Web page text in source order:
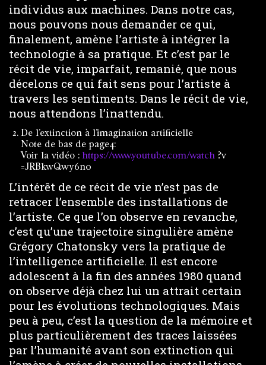
individus aux machines. Dans notre cas,
nous pouvons nous demander ce qui,
finalement, amène l’artiste à intégrer la
technologie à sa pratique. Et c’est par le
récit de vie, imparfait, remanié, que nous
décelons ce qui fait sens pour l’artiste à
travers les sentiments. Dans le récit de vie,
nous attendons l’inattendu.
De l’extinction à l’imagination artificielle
Note de bas de page4:
Voir la vidéo : https://www.youtube.com/watch ?v
=JRBkwQwy6n0
L’intérêt de ce récit de vie n’est pas de
retracer l’ensemble des installations de
l’artiste. Ce que l’on observe en revanche,
c’est qu’une trajectoire singulière amène
Grégory Chatonsky vers la pratique de
l’intelligence artificielle. Il est encore
adolescent à la fin des années 1980 quand
on observe déjà chez lui un attrait certain
pour les évolutions technologiques. Mais
peu à peu, c’est la question de la mémoire et
plus particulièrement des traces laissées
par l’humanité avant son extinction qui